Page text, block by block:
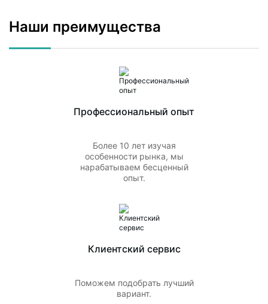
Наши преимущества
Профессиональный опыт
Более 10 лет изучая
особенности рынка, мы
нарабатываем бесценный
опыт.
Клиентский сервис
Поможем подобрать лучший
вариант.